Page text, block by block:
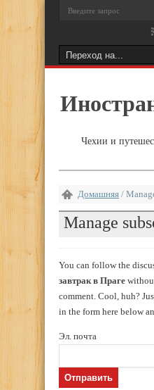
Чехии и
Домашняя /
Manage
You can follow the
завтрак в Праге
comment. Cool, huh?
in the form here below
Эл. почта